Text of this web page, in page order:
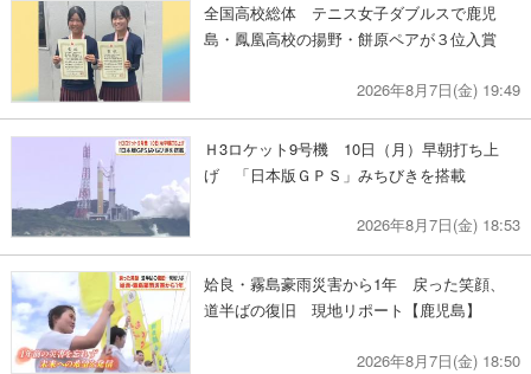
全国高校総体 テニス女子ダブルスで鹿児
島・鳳凰高校の揚野・餅原ペアが３位入賞
2026年8月7日(金) 19:49
Ｈ3ロケット9号機 10日（月）早朝打ち上
げ 「日本版ＧＰＳ」みちびきを搭載
2026年8月7日(金) 18:53
姶良・霧島豪雨災害から1年 戻った笑顔、
道半ばの復旧 現地リポート【鹿児島】
2026年8月7日(金) 18:50